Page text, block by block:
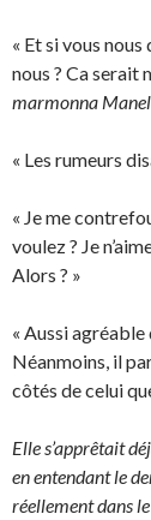
« Et si vous
nous ? Ca serait
marmonna
« Les rumeurs
« Je me
voulez ? Je
Alors ? »
« Aussi
Néanmoins, il
côtés de celui
Elle s’apprêtait
en entendant le
réellement dans